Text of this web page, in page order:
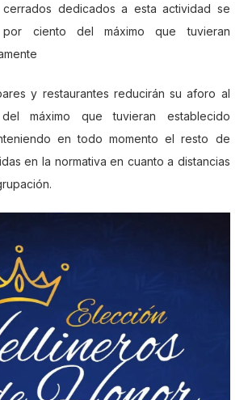
dedicados a esta actividad se
ciento del máximo que tuvieran
y restaurantes reducirán su aforo al
máximo que tuvieran establecido
en todo momento el resto de
en la normativa en cuanto a distancias